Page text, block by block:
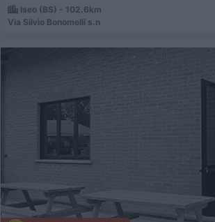
Iseo (BS) - 102.6km
Via Silvio Bonomelli s.n